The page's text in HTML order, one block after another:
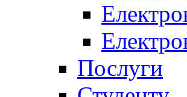
Послуги